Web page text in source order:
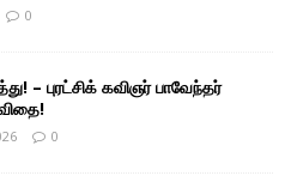
0
– புரட்சிக் கவிஞர் பாவேந்தர்
0